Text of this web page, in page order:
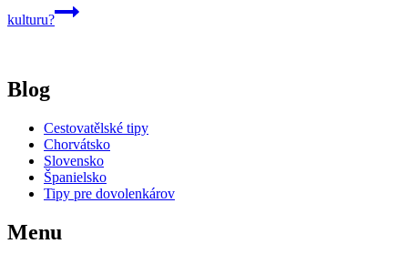
kulturu?
Blog
Cestovatělské tipy
Chorvátsko
Slovensko
Španielsko
Tipy pre dovolenkárov
Menu